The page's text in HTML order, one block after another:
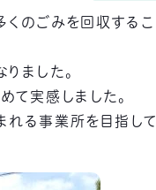
のごみを回収するこ
ました。
て実感しました。
れる事業所を目指して